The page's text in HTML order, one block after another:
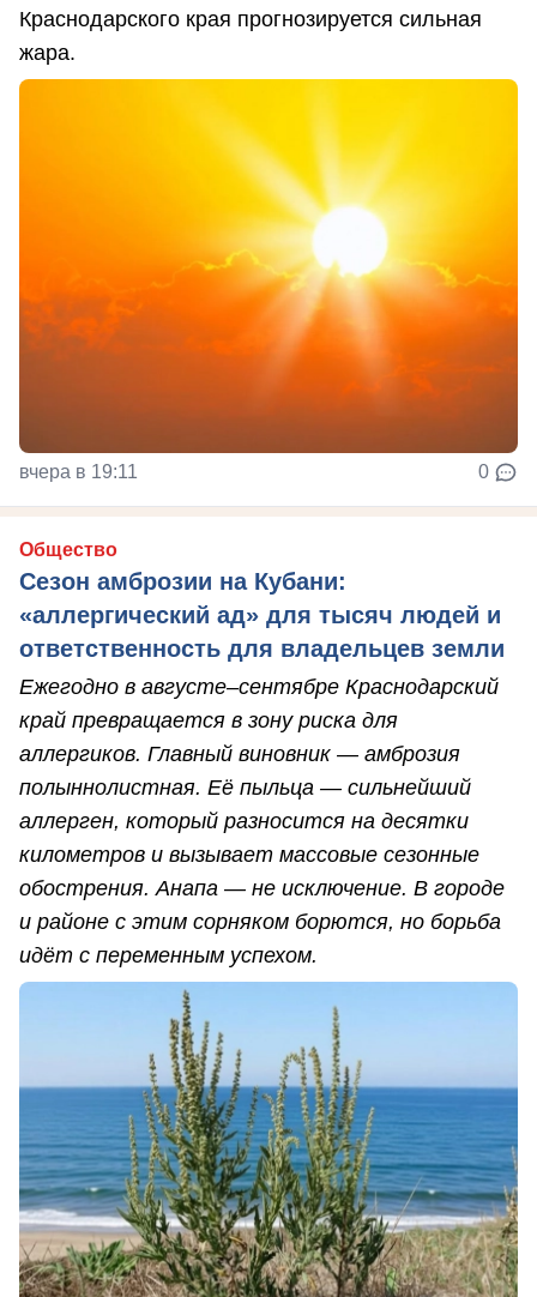
Краснодарского края прогнозируется сильная
жара.
вчера в 19:11 0
Общество
Сезон амброзии на Кубани:
«аллергический ад» для тысяч людей и
ответственность для владельцев земли
Ежегодно в августе–сентябре Краснодарский
край превращается в зону риска для
аллергиков. Главный виновник — амброзия
полыннолистная. Её пыльца — сильнейший
аллерген, который разносится на десятки
километров и вызывает массовые сезонные
обострения. Анапа — не исключение. В городе
и районе с этим сорняком борются, но борьба
идёт с переменным успехом.